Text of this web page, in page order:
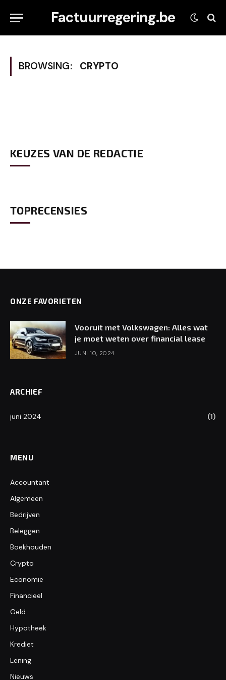
Factuurregering.be
BROWSING: CRYPTO
KEUZES VAN DE REDACTIE
TOPRECENSIES
ONZE FAVORIETEN
Vooruit met Volkswagen: Alles wat
je moet weten over financial lease
JUNI 10, 2024
ARCHIEF
juni 2024 (1)
MENU
Accountant
Algemeen
Bedrijven
Beleggen
Boekhouden
Crypto
Economie
Financieel
Geld
Hypotheek
Krediet
Lening
Nieuws